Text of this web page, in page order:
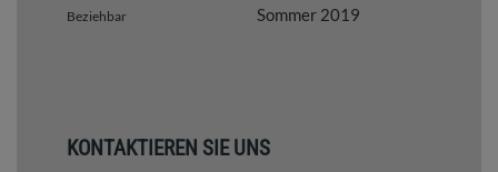
Beziehbar Sommer 2019
KONTAKTIEREN SIE UNS